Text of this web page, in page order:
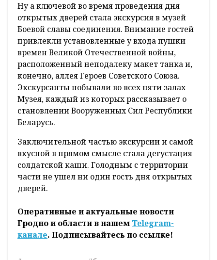
Ну а ключевой во время проведения дня
открытых дверей стала экскурсия в музей
Боевой славы соединения. Внимание гостей
привлекли установленные у входа пушки
времен Великой Отечественной войны,
расположенный неподалеку макет танка и,
конечно, аллея Героев Советского Союза.
Экскурсанты побывали во всех пяти залах
Музея, каждый из которых рассказывает о
становлении Вооруженных Сил Республики
Беларусь.
Заключительной частью экскурсии и самой
вкусной в прямом смысле стала дегустация
солдатской каши. Голодным с территории
части не ушел ни один гость дня открытых
дверей.
Оперативные и актуальные новости
Гродно и области в нашем Telegram-
канале. Подписывайтесь по ссылке!